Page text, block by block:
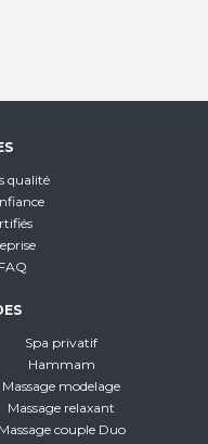
qualité
Spa privatif
Hammam
Massage modelage
Massage relaxant
Massage couple Duo